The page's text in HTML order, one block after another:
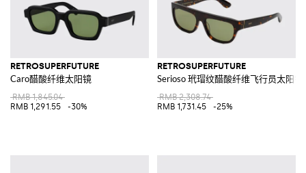
RETROSUPERFUTURE
Caro醋酸纤维太阳镜
RMB 1,845.04
RMB 1,291.55
-30%
RETROSUPERFUTURE
Serioso 玳瑁纹醋酸纤维飞行员太阳镜
RMB 2,308.74
RMB 1,731.45
-25%